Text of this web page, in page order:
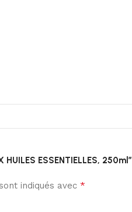
ESSENTIELLES, 250ml”
indiqués avec *